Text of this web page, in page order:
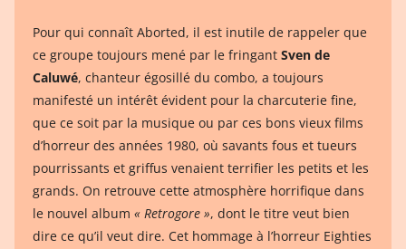
Pour qui connaît Aborted, il est inutile de rappeler que
ce groupe toujours mené par le fringant Sven de
Caluwé, chanteur égosillé du combo, a toujours
manifesté un intérêt évident pour la charcuterie fine,
que ce soit par la musique ou par ces bons vieux films
d’horreur des années 1980, où savants fous et tueurs
pourrissants et griffus venaient terrifier les petits et les
grands. On retrouve cette atmosphère horrifique dans
le nouvel album « Retrogore », dont le titre veut bien
dire ce qu’il veut dire. Cet hommage à l’horreur Eighties